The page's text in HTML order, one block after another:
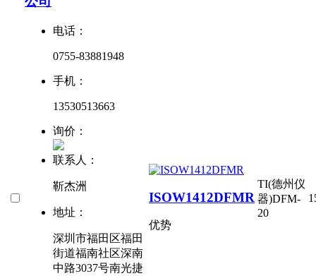
电话：
0755-83881948
手机：
13530513663
询价：
联系人：
靳杰洲
地址：
深圳市福田区福田
街道福南社区深南
中路3037号南光捷
ISOW1412DFMR
优势
TI(德州仪
器)DFM-
20